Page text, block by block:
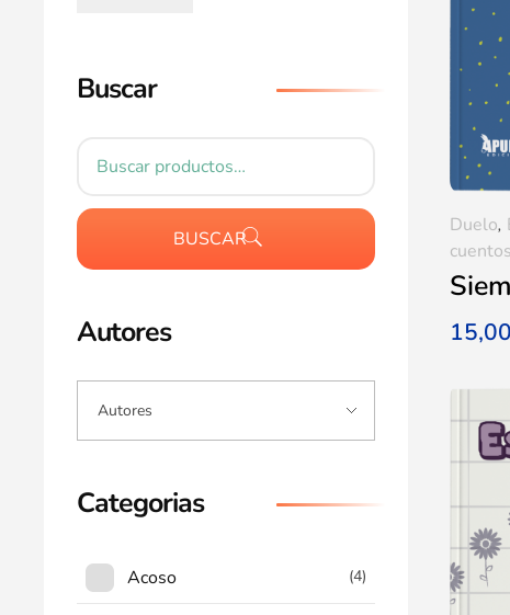
Duelo,
Buscar
BUSCAR
Autores
Categorias
Acoso (4)